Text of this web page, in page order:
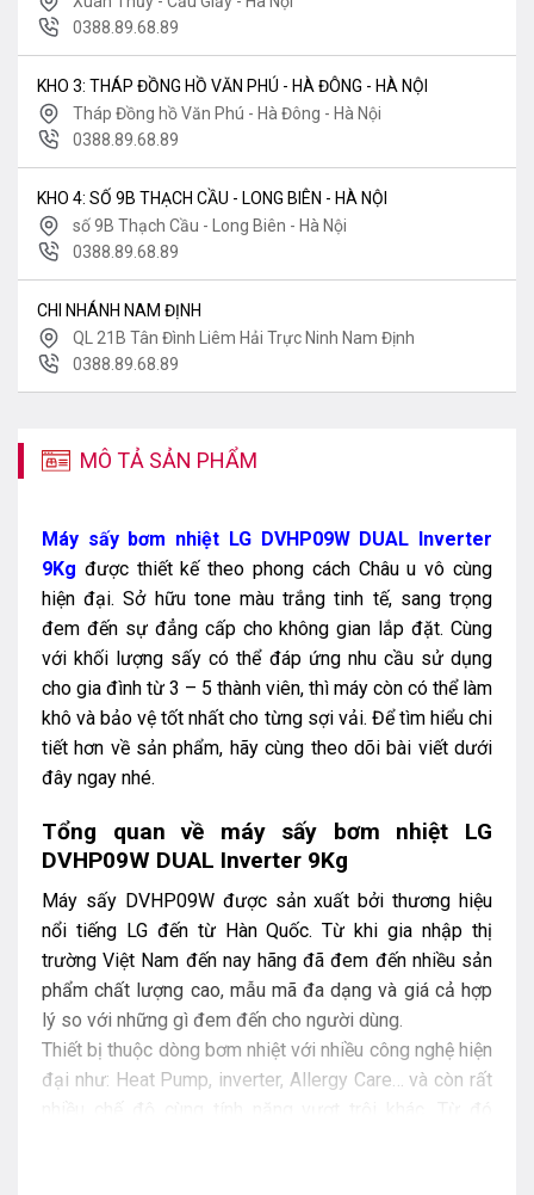
0388.89.68.89
KHO 3: THÁP ĐỒNG HỒ VĂN PHÚ - HÀ ĐÔNG - HÀ NỘI
Tháp Đồng hồ Văn Phú - Hà Đông - Hà Nội
0388.89.68.89
KHO 4: SỐ 9B THẠCH CẦU - LONG BIÊN - HÀ NỘI
số 9B Thạch Cầu - Long Biên - Hà Nội
0388.89.68.89
CHI NHÁNH NAM ĐỊNH
QL 21B Tân Đình Liêm Hải Trực Ninh Nam Định
0388.89.68.89
MÔ TẢ SẢN PHẨM
Máy sấy bơm nhiệt LG DVHP09W DUAL Inverter
9Kg được thiết kế theo phong cách Châu u vô cùng
hiện đại. Sở hữu tone màu trắng tinh tế, sang trọng
đem đến sự đẳng cấp cho không gian lắp đặt. Cùng
với khối lượng sấy có thể đáp ứng nhu cầu sử dụng
cho gia đình từ 3 – 5 thành viên, thì máy còn có thể làm
khô và bảo vệ tốt nhất cho từng sợi vải. Để tìm hiểu chi
tiết hơn về sản phẩm, hãy cùng theo dõi bài viết dưới
đây ngay nhé.
Tổng quan về máy sấy bơm nhiệt LG
DVHP09W DUAL Inverter 9Kg
Máy sấy DVHP09W được sản xuất bởi thương hiệu
nổi tiếng LG đến từ Hàn Quốc. Từ khi gia nhập thị
trường Việt Nam đến nay hãng đã đem đến nhiều sản
phẩm chất lượng cao, mẫu mã đa dạng và giá cả hợp
lý so với những gì đem đến cho người dùng.
Thiết bị thuộc dòng bơm nhiệt với nhiều công nghệ hiện
đại như: Heat Pump, inverter, Allergy Care… và còn rất